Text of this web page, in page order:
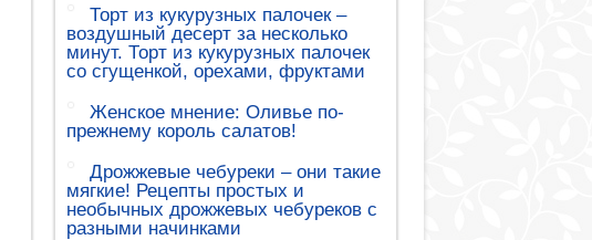
Торт из кукурузных палочек –
воздушный десерт за несколько
минут. Торт из кукурузных палочек
со сгущенкой, орехами, фруктами
Женское мнение: Оливье по-
прежнему король салатов!
Дрожжевые чебуреки – они такие
мягкие! Рецепты простых и
необычных дрожжевых чебуреков с
разными начинками